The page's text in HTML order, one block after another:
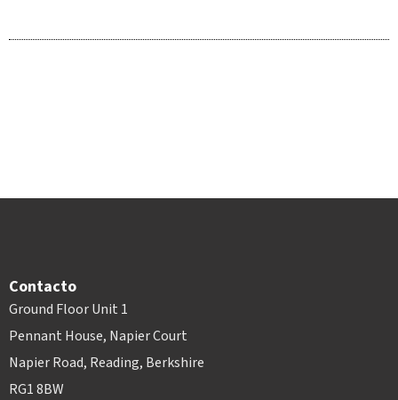
Contacto
Ground Floor Unit 1
Pennant House, Napier Court
Napier Road, Reading, Berkshire
RG1 8BW